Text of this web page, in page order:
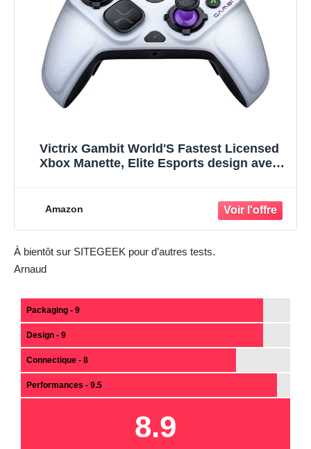
Victrix Gambit World'S Fastest Licensed
Xbox Manette, Elite Esports design avec
Faceplate pour Xbox One, Series X/S, Pc
Amazon
À bientôt sur SITEGEEK pour d’autres tests.
Arnaud
Packaging - 9
Design - 9
Connectique - 8
Performances - 9.5
8.9